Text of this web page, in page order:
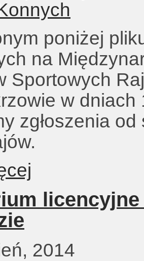
poniżej
na
Sportowych
w
zgłoszenia
2014